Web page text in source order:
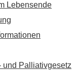
Lebensende
und Palliativgesetz